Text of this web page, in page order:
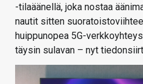
-tilaäänellä, joka nostaa
nautit sitten
huippunopea 5G-
täysin sulavan – nyt